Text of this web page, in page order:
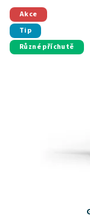
Akce
Tip
Různé příchutě